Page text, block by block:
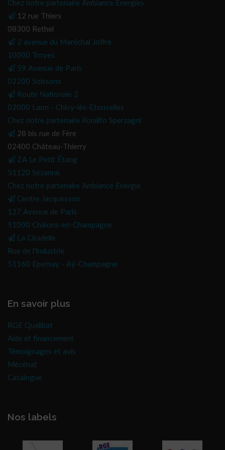
Chez notre partenaire Ambiance Energies
12 rue Thiers
08300 Rethel
2 avenue du Maréchal Joffre
10000 Troyes
59 Avenue de Paris
02200 Soissons
Route Nationale 2
02000 Laon - Chivy-lès-Etouvelles
Chez notre partenaire Komilfo Sperzagni
28 bis rue de Fère
02400 Château-Thierry
ZA Le Petit Étang
51120 Sézanne
Chez notre partenaire Ambiance Energie
Centre Jacquesson
127 Avenue de Paris
51000 Châlons-en-Champagne
La Citadelle
Rue de l'Industrie
51160 Epernay - Aÿ-Champagne
En savoir plus
RGE Qualibat
Aide et financement
Témoignages et avis
Mécénat
Catalogue
Nos labels